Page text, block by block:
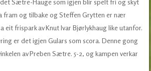
Sætre-Hauge som igjen blir spelt fri og skyt
fram og tilbake og Steffen Grytten er nær
eit frispark av Knut Ivar Bjørlykhaug like utanfor.
er det igjen Gulars som scora. Denne gong
av Preben Sætre. 5-2, og kampen verkar